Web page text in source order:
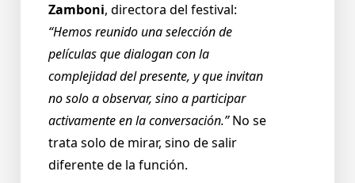
Zamboni, directora del festival:
“Hemos reunido una selección de
películas que dialogan con la
complejidad del presente, y que invitan
no solo a observar, sino a participar
activamente en la conversación.”No se
trata solo de mirar, sino de salir
diferente de la función.